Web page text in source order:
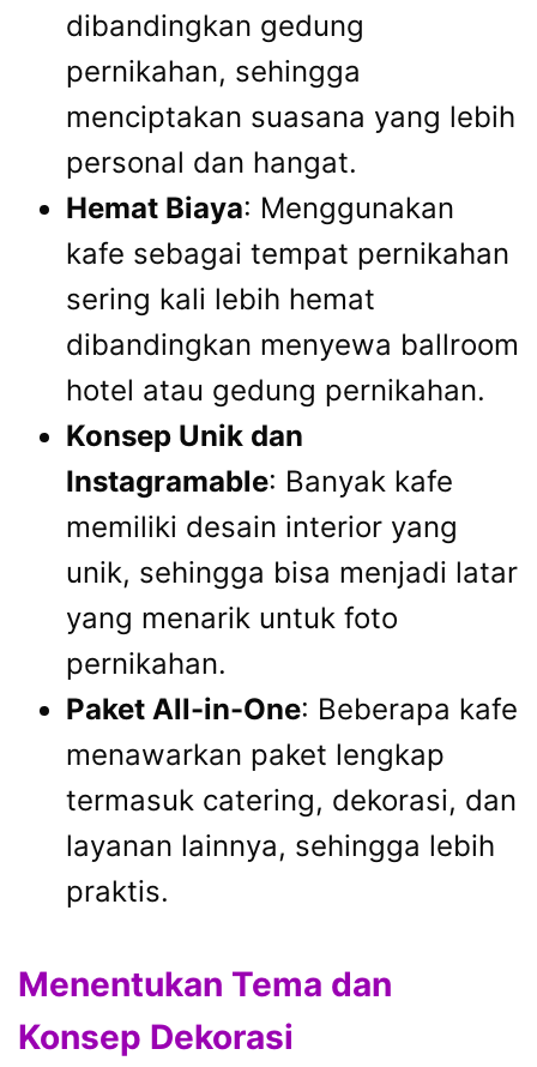
dibandingkan gedung
pernikahan, sehingga
menciptakan suasana yang lebih
personal dan hangat.
Hemat Biaya: Menggunakan
kafe sebagai tempat pernikahan
sering kali lebih hemat
dibandingkan menyewa ballroom
hotel atau gedung pernikahan.
Konsep Unik dan
Instagramable: Banyak kafe
memiliki desain interior yang
unik, sehingga bisa menjadi latar
yang menarik untuk foto
pernikahan.
Paket All-in-One: Beberapa kafe
menawarkan paket lengkap
termasuk catering, dekorasi, dan
layanan lainnya, sehingga lebih
praktis.
Menentukan Tema dan
Konsep Dekorasi